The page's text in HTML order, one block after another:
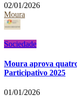
02/01/2026
Moura
Sociedade
Moura aprova
Participativo 2025
01/01/2026